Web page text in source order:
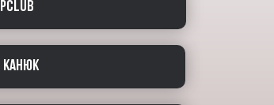
КАНЮК